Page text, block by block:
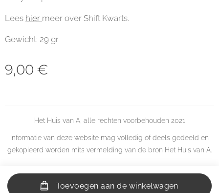
Lees hier meer over Shift Kwarts.
Gewicht: 29 gr
9,00 €
Toevoegen aan de winkelwagen
Het Huis van A, alle rechten voorbehouden 2021
Informatie van deze website mag volledig of deels gedeeld en
gekopieerd worden mits vermelding van de bron Het Huis van A.